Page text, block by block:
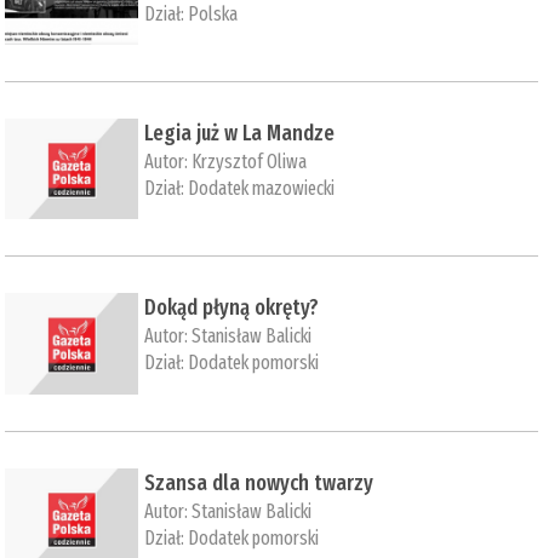
Dział: Polska
​Legia już w La Mandze
Autor: Krzysztof Oliwa
Dział: Dodatek mazowiecki
​Dokąd płyną okręty?
Autor:Stanisław Balicki
Dział: Dodatek pomorski
​Szansa dla nowych twarzy
Autor:Stanisław Balicki
Dział: Dodatek pomorski